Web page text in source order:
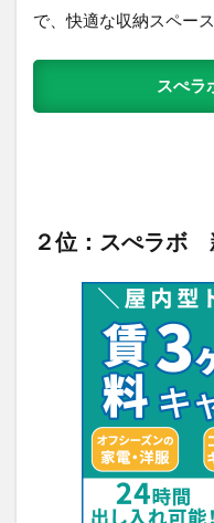
で、快適な収納スペー
スぺラ
２位：スぺラボ